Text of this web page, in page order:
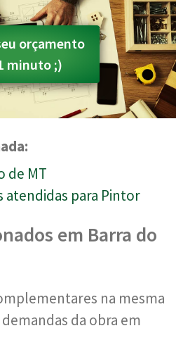
orçamento
minuto ;)
de MT
atendidas para Pintor
em Barra do
na mesma
da obra em